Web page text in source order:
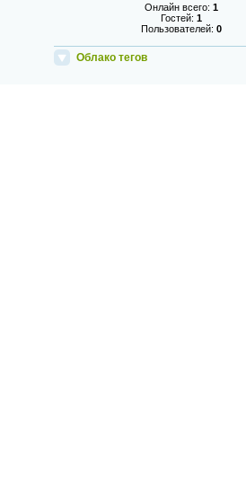
Онлайн всего: 1
Гостей: 1
Пользователей: 0
Облако тегов